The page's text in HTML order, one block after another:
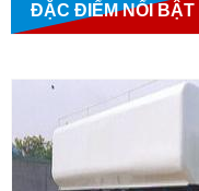
ĐẶC ĐIỂM NỔI BẬT